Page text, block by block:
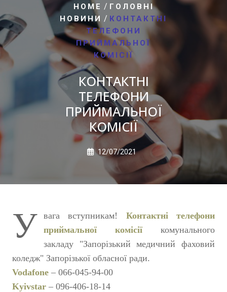
HOME / ГОЛОВНІ
НОВИНИ / КОНТАКТНІ
ТЕЛЕФОНИ
ПРИЙМАЛЬНОЇ
КОМІСІЇ
КОНТАКТНІ
ТЕЛЕФОНИ
ПРИЙМАЛЬНОЇ
КОМІСІЇ
12/07/2021
У вага вступникам! Контактні телефони
приймальної комісії
комунального
закладу "Запорізький медичний фаховий
коледж" Запорізької обласної ради.
Vodafone – 066-045-94-00
Kyivstar – 096-406-18-14